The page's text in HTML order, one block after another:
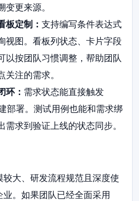
变更来源。
板定制： 支持编写条件表达式
视图。看板列状态、卡片字段
以按团队习惯调整，帮助团队
关注的需求。
环： 需求状态能直接触发
部署。测试用例也能和需求绑
需求到验证上线的状态同步。
较大、研发流程规范且深度使
。如果团队已经全面采用